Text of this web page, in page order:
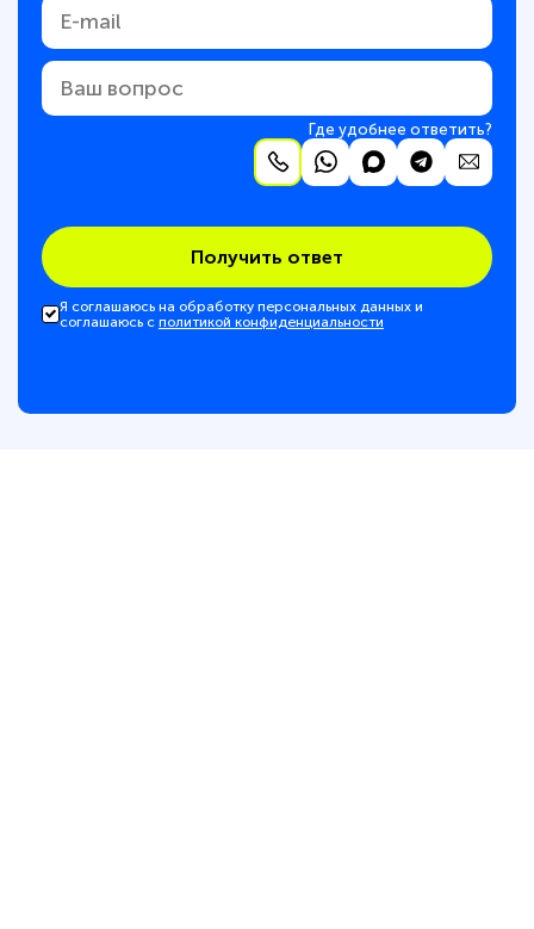
Где удобнее ответить?
Получить ответ
Я соглашаюсь на обработку персональных данных и
соглашаюсь с политикой конфиденциальности